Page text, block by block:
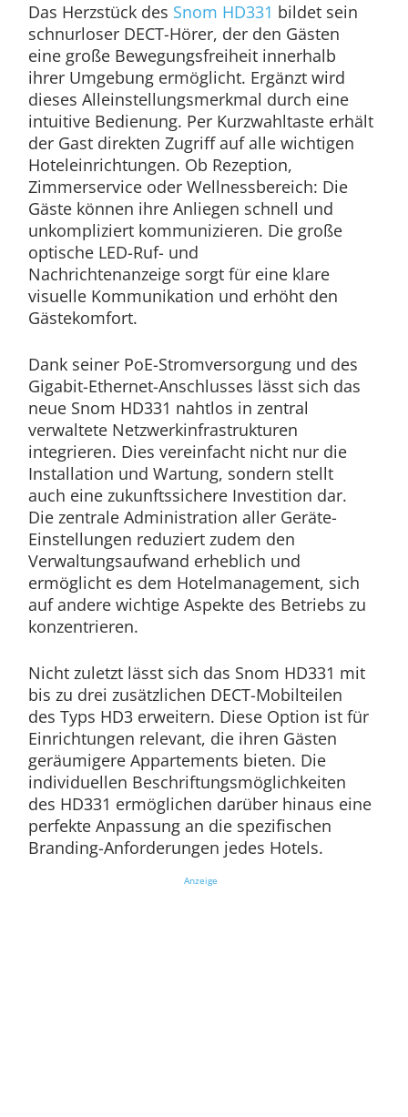
Das Herzstück des Snom HD331 bildet sein
schnurloser DECT-Hörer, der den Gästen
eine große Bewegungsfreiheit innerhalb
ihrer Umgebung ermöglicht. Ergänzt wird
dieses Alleinstellungsmerkmal durch eine
intuitive Bedienung. Per Kurzwahltaste erhält
der Gast direkten Zugriff auf alle wichtigen
Hoteleinrichtungen. Ob Rezeption,
Zimmerservice oder Wellnessbereich: Die
Gäste können ihre Anliegen schnell und
unkompliziert kommunizieren. Die große
optische LED-Ruf- und
Nachrichtenanzeige sorgt für eine klare
visuelle Kommunikation und erhöht den
Gästekomfort.
Dank seiner PoE-Stromversorgung und des
Gigabit-Ethernet-Anschlusses lässt sich das
neue Snom HD331 nahtlos in zentral
verwaltete Netzwerkinfrastrukturen
integrieren. Dies vereinfacht nicht nur die
Installation und Wartung, sondern stellt
auch eine zukunftssichere Investition dar.
Die zentrale Administration aller Geräte-
Einstellungen reduziert zudem den
Verwaltungsaufwand erheblich und
ermöglicht es dem Hotelmanagement, sich
auf andere wichtige Aspekte des Betriebs zu
konzentrieren.
Nicht zuletzt lässt sich das Snom HD331 mit
bis zu drei zusätzlichen DECT-Mobilteilen
des Typs HD3 erweitern. Diese Option ist für
Einrichtungen relevant, die ihren Gästen
geräumigere Appartements bieten. Die
individuellen Beschriftungsmöglichkeiten
des HD331 ermöglichen darüber hinaus eine
perfekte Anpassung an die spezifischen
Branding-Anforderungen jedes Hotels.
Anzeige